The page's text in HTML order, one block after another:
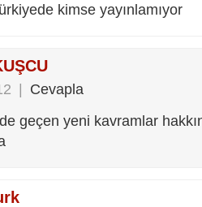
kimse yayınlamıyor
| Cevapla
geçen yeni kavramlar